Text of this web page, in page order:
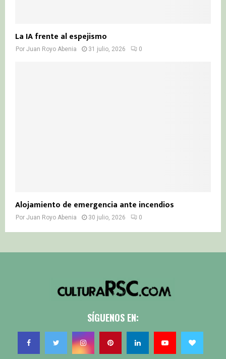
La IA frente al espejismo
Por Juan Royo Abenia 31 julio, 2026 0
Alojamiento de emergencia ante incendios
Por Juan Royo Abenia 30 julio, 2026 0
SÍGUENOS EN: